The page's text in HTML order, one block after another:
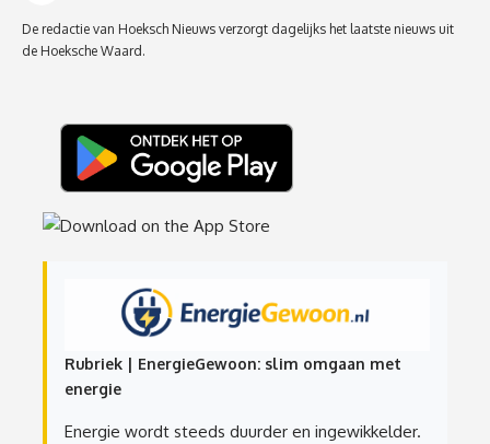
De redactie van Hoeksch Nieuws verzorgt dagelijks het laatste nieuws uit
de Hoeksche Waard.
Rubriek | EnergieGewoon: slim omgaan met
energie
Energie wordt steeds duurder en ingewikkelder.